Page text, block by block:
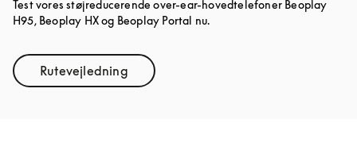
Test vores støjreducerende over-ear-hovedtelefoner Beoplay
H95, Beoplay HX og Beoplay Portal nu.
RutevejledningLink Opens in New Tab